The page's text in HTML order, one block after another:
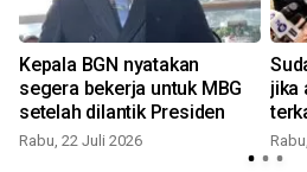
Kepala BGN nyatakan
segera bekerja untuk MBG
setelah dilantik Presiden
Rabu, 22 Juli 2026
jika